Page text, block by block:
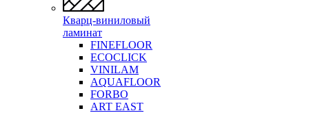
Кварц-виниловый
ламинат
FINEFLOOR
ECOCLICK
VINILAM
AQUAFLOOR
FORBO
ART EAST